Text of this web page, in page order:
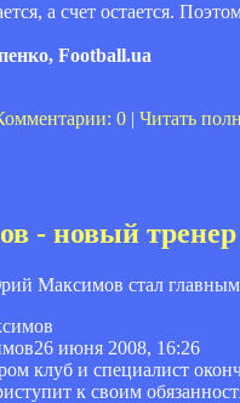
а счет остается.
Football.ua
0 | Читать
- новый
Максимов стал
26 июня 2008, 16:26
клуб и специалист
к своим